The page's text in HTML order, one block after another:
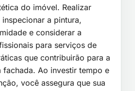
do imóvel. Realizar
a pintura,
e considerar a
para serviços de
que contribuirão para a
fachada. Ao investir tempo e
você assegura que sua